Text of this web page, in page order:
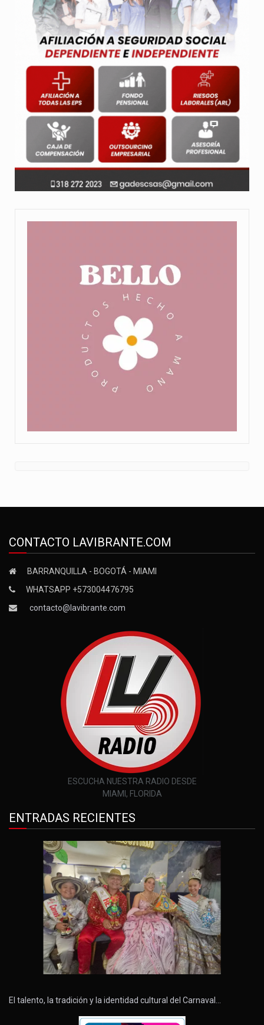
CONTACTO LAVIBRANTE.COM
BARRANQUILLA - BOGOTÁ - MIAMI
WHATSAPP +573004476795
contacto@lavibrante.com
ESCUCHA NUESTRA RADIO DESDE
MIAMI, FLORIDA
ENTRADAS RECIENTES
El talento, la tradición y la identidad cultural del Carnaval…